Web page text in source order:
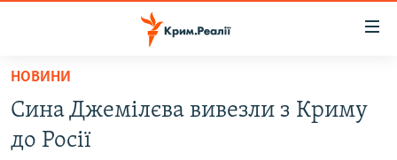
Перейти
основного
матеріалу
ВОДА.КРИМ
НОВИНИ
Сина Джемілєва вивезли з Криму
до Росії